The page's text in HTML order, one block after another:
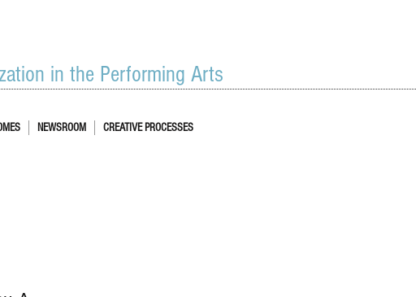
in the Performing Arts
NEWSROOM CREATIVE PROCESSES